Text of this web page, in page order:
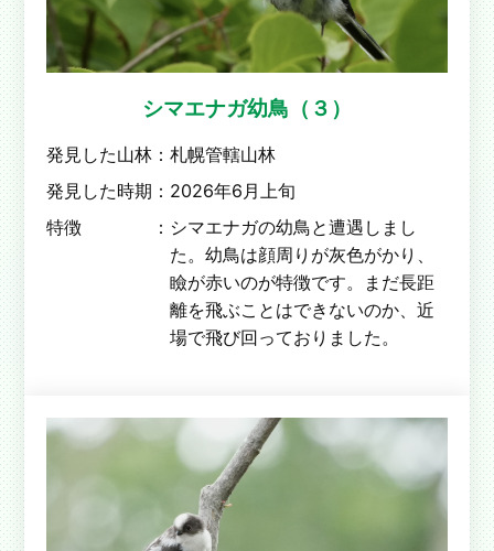
シマエナガ幼鳥（３）
発見した山林：札幌管轄山林
発見した時期： 2026年6月上旬
特徴 ： シマエナガの幼鳥と遭遇しまし
た。幼鳥は顔周りが灰色がかり、
瞼が赤いのが特徴です。まだ長距
離を飛ぶことはできないのか、近
場で飛び回っておりました。